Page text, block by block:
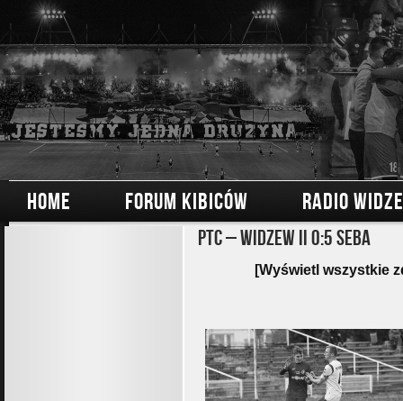
HOME FORUM KIBICÓW RADIO
PTC – Widzew II 0:5 Seba
[Wyświetl wszystkie